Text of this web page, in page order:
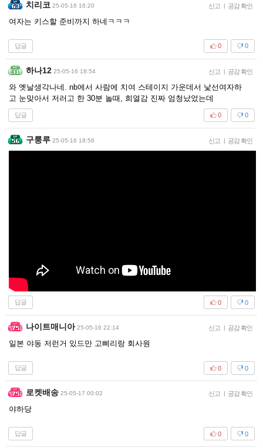
치리코 25-05-16 16:20 신고 | 공감 확인
여자는 키스할 준비까지 하네ㅋㅋㅋ
답글 0
0
하나12 25-05-16 18:54 신고 | 공감 확인
와 옛날생각나네. nb에서 사람에 치여 스테이지 가운데서 낯선여자하
고 눈맞아서 저러고 한 30분 놀때, 희열감 진짜 엄청났었는데
답글 0
0
구룽루 25-05-16 18:56 신고 | 공감 확인
답글 0
0
나이트매니아 25-05-16 22:14 신고 | 공감 확인
일본 야동 저런거 있드만 고삐리랑 회사원
답글 0
0
로켓배송 25-05-17 00:02 신고 | 공감 확인
야하당
답글 0
0